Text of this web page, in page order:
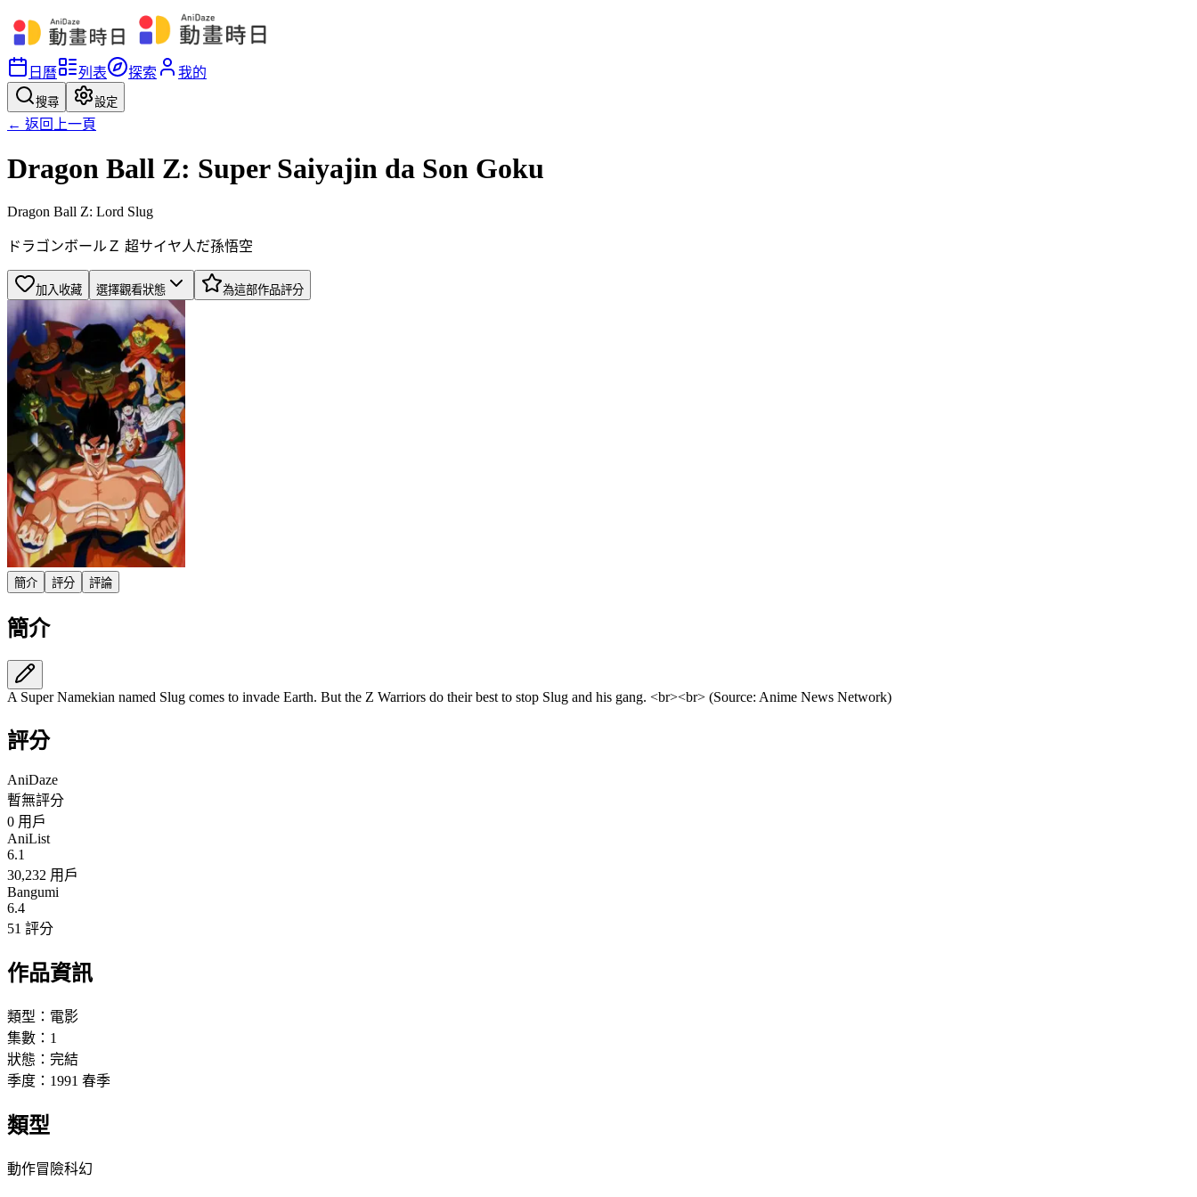
日曆 列表 探索 我的
搜尋 設定
← 返回上一頁
Dragon Ball Z: Super Saiyajin da Son Goku
Dragon Ball Z: Lord Slug
ドラゴンボールＺ 超サイヤ人だ孫悟空
加入收藏 選擇觀看狀態 為這部作品評分
簡介 評分 評論
簡介
A Super Namekian named Slug comes to invade Earth. But the Z Warriors do their best to stop Slug and his gang. <br><br> (Source: Anime News Network)
評分
AniDaze
暫無評分
0 用戶
AniList
6.1
30,232 用戶
Bangumi
6.4
51 評分
作品資訊
類型： 電影
集數： 1
狀態： 完結
季度： 1991 春季
類型
動作冒險科幻